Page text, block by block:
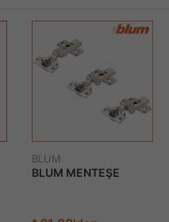
BLUM
BLUM MENTEŞE